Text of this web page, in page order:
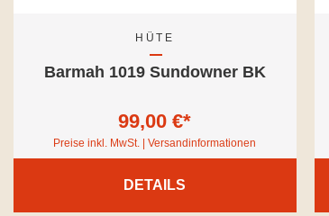
HÜTE
Barmah 1019 Sundowner BK
99,00 €*
Preise inkl. MwSt. | Versandinformationen
DETAILS